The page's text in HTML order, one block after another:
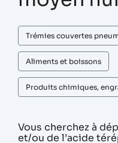
Trémies couvertes
Aliments et boissons
Produits chimiques,
Vous cherchez à
et/ou de l’acide